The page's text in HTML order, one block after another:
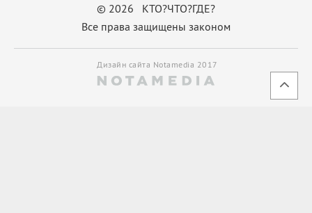
© 2026 КТО?ЧТО?ГДЕ?
Все права защищены законом
Дизайн сайта Notamedia 2017